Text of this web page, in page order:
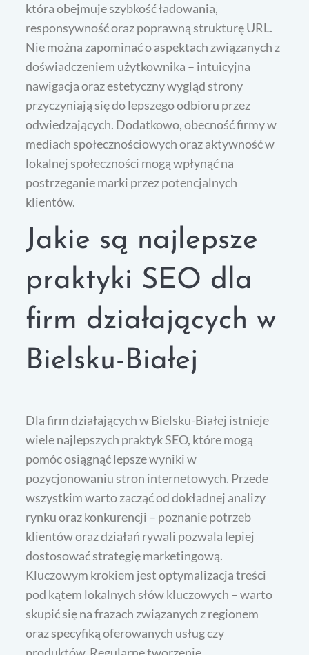
która obejmuje szybkość ładowania,
responsywność oraz poprawną strukturę URL.
Nie można zapominać o aspektach związanych z
doświadczeniem użytkownika – intuicyjna
nawigacja oraz estetyczny wygląd strony
przyczyniają się do lepszego odbioru przez
odwiedzających. Dodatkowo, obecność firmy w
mediach społecznościowych oraz aktywność w
lokalnej społeczności mogą wpłynąć na
postrzeganie marki przez potencjalnych
klientów.
Jakie są najlepsze
praktyki SEO dla
firm działających w
Bielsku-Białej
Dla firm działających w Bielsku-Białej istnieje
wiele najlepszych praktyk SEO, które mogą
pomóc osiągnąć lepsze wyniki w
pozycjonowaniu stron internetowych. Przede
wszystkim warto zacząć od dokładnej analizy
rynku oraz konkurencji – poznanie potrzeb
klientów oraz działań rywali pozwala lepiej
dostosować strategię marketingową.
Kluczowym krokiem jest optymalizacja treści
pod kątem lokalnych słów kluczowych – warto
skupić się na frazach związanych z regionem
oraz specyfiką oferowanych usług czy